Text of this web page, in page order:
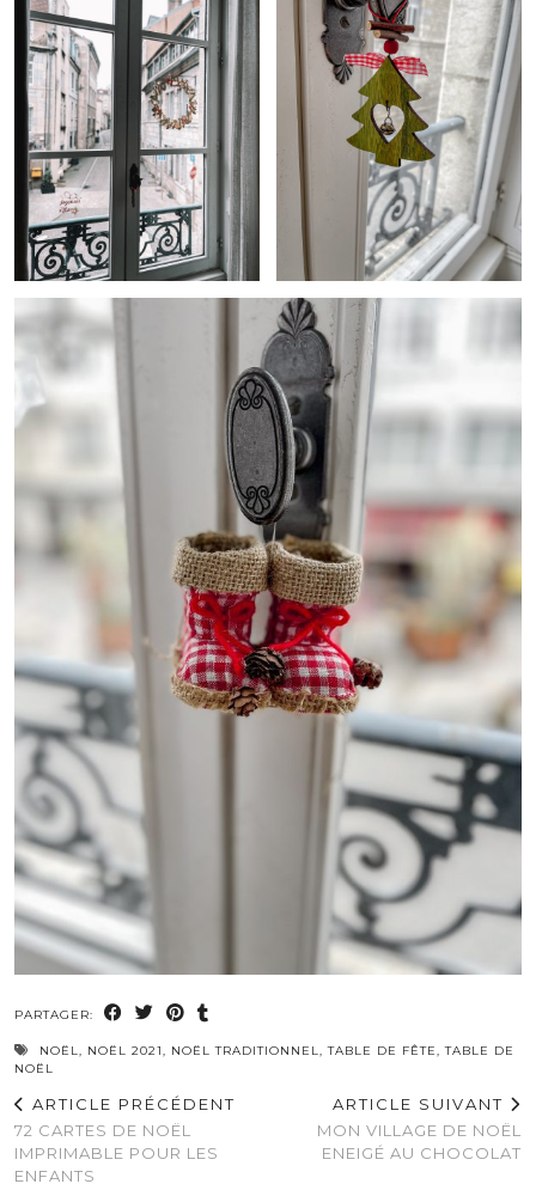
PARTAGER:
NOËL, NOËL 2021, NOËL TRADITIONNEL,TABLE DE FÊTE,TABLE DE
NOËL
ARTICLE PRÉCÉDENT
72 CARTES DE NOËL
IMPRIMABLE POUR LES
ENFANTS
ARTICLE SUIVANT
MON VILLAGE DE NOËL
ENEIGÉ AU CHOCOLAT